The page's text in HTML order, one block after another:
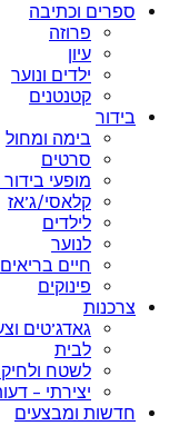
ספרים וכתיבה
פרוזה
עיון
ילדים ונוער
קטנטנים
בידור
בימה ומחול
סרטים
מופעי
קלאסי/ג’אז
לילדים
לנוער
חיים בריאים
פינוקים
צרכנות
גאדג’טים
לבית
לשטח
יצירתי –
חדשות ומבצעים